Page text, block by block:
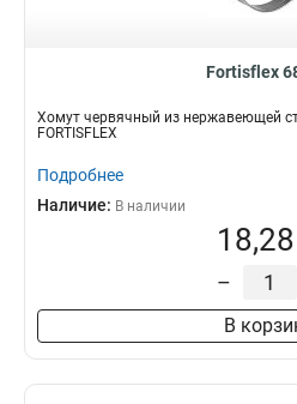
Fortisflex
Хомут червячный из нержавеющей
FORTISFLEX
Подробнее
Наличие: В наличии
–
В